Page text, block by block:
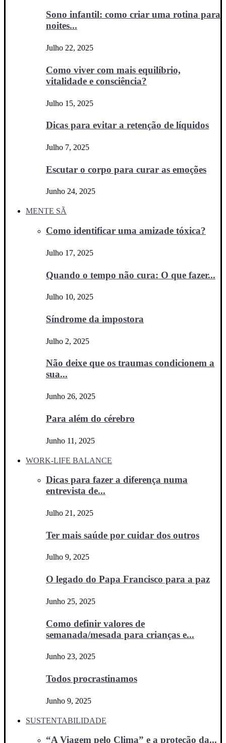
Sono infantil: como criar uma rotina para
noites...
Julho 22, 2025
Como viver com mais equilíbrio,
vitalidade e consciência?
Julho 15, 2025
Dicas para evitar a retenção de líquidos
Julho 7, 2025
Escutar o corpo para curar as emoções
Junho 24, 2025
MENTE SÃ
Como identificar uma amizade tóxica?
Julho 17, 2025
Quando o tempo não cura: O que fazer...
Julho 10, 2025
Síndrome da impostora
Julho 2, 2025
Não deixe que os traumas condicionem a
sua...
Junho 26, 2025
Para além do cérebro
Junho 11, 2025
WORK-LIFE BALANCE
Dicas para fazer a diferença numa
entrevista de...
Julho 21, 2025
Ter mais saúde por cuidar dos outros
Julho 9, 2025
O legado do Papa Francisco para a paz
Junho 25, 2025
Como definir valores de
semanada/mesada para crianças e...
Junho 23, 2025
Todos procrastinamos
Junho 9, 2025
SUSTENTABILIDADE
“A Viagem pelo Clima” e a proteção da...